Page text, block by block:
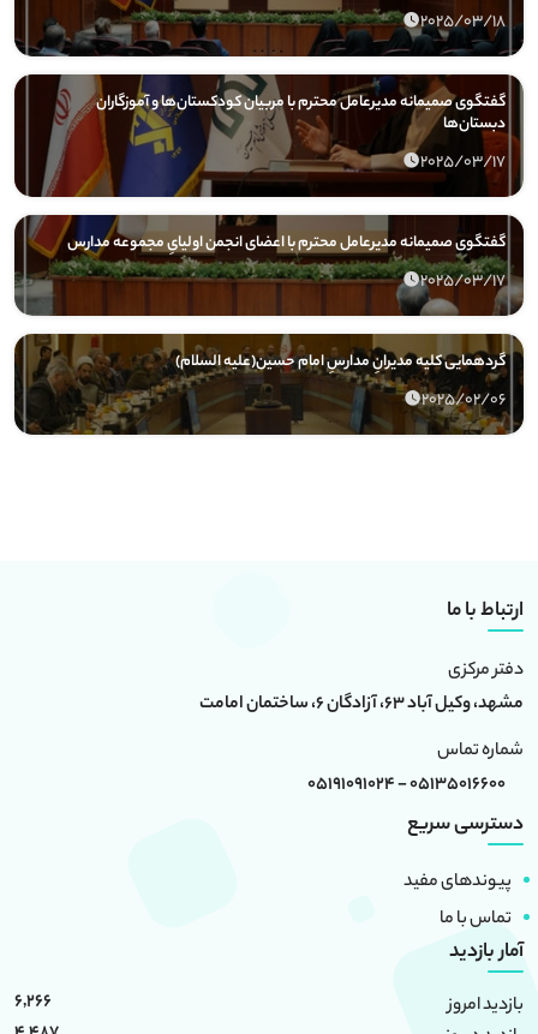
2025/03/18
گفتگوی صمیمانه مدیرعامل محترم با مربیان کودکستان‌ها و آموزگاران
دبستان‌ها
2025/03/17
گفتگوی صمیمانه مدیرعامل محترم با اعضای انجمن اولیایِ مجموعه مدارس
2025/03/17
گردهمایی کلیه مدیرانِ مدارسِ امام حسین(علیه السلام)
2025/02/06
ارتباط با ما
دفتر مرکزی
مشهد، وکیل آباد 63، آزادگان 6، ساختمان امامت
شماره تماس
05135016600 - 05191091024
دسترسی سریع
پیوندهای مفید
تماس با ما
آمار بازدید
بازدید امروز
6,266